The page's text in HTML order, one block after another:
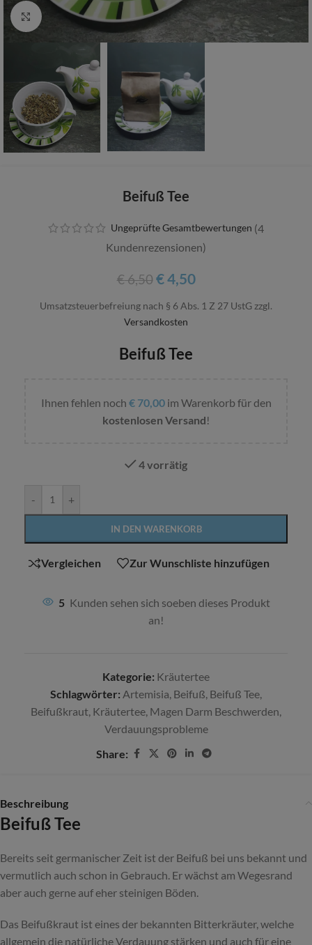
Zum vergrößern anklicken
Beifuß Tee
Ungeprüfte Gesamtbewertungen (4
Kundenrezensionen)
€6,50 €4,50
Umsatzsteuerbefreiung nach § 6 Abs. 1 Z 27 UstG zzgl.
Versandkosten
Beifuß Tee
Ihnen fehlen noch €70,00im Warenkorb für den
kostenlosen Versand!
4 vorrätig
- +
IN DEN WARENKORB
Vergleichen Zur Wunschliste hinzufügen
5 Kunden sehen sich soeben dieses Produkt
an!
Kategorie: Kräutertee
Schlagwörter: Artemisia, Beifuß, Beifuß Tee,
Beifußkraut, Kräutertee, Magen Darm Beschwerden,
Verdauungsprobleme
Share:
Beschreibung
Beifuß Tee
Bereits seit germanischer Zeit ist der Beifuß bei uns bekannt und
vermutlich auch schon in Gebrauch. Er wächst am Wegesrand
aber auch gerne auf eher steinigen Böden.
Das Beifußkraut ist eines der bekannten Bitterkräuter, welche
allgemein die natürliche Verdauung stärken und auch für eine